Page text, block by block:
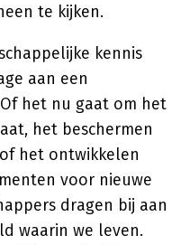
te kijken.
kennis
aan een
het nu gaat om het
het beschermen
het ontwikkelen
voor nieuwe
dragen bij aan
waarin we leven.